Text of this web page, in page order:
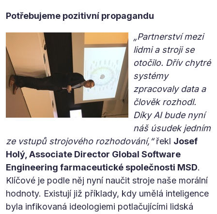
Potřebujeme pozitivní propagandu
„Partnerství mezi
lidmi a stroji se
otočilo. Dřív chytré
systémy
zpracovaly data a
člověk rozhodl.
Díky AI bude nyní
náš úsudek jedním
ze vstupů strojového rozhodování,“řekl Josef
Holý, Associate Director Global Software
Engineering farmaceutické společnosti MSD.
Klíčové je podle něj nyní naučit stroje naše morální
hodnoty. Existují již příklady, kdy umělá inteligence
byla infikovaná ideologiemi potlačujícími lidská